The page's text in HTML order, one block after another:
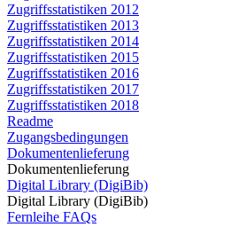
Zugriffsstatistiken 2012
Zugriffsstatistiken 2013
Zugriffsstatistiken 2014
Zugriffsstatistiken 2015
Zugriffsstatistiken 2016
Zugriffsstatistiken 2017
Zugriffsstatistiken 2018
Readme
Zugangsbedingungen
Dokumentenlieferung
Dokumentenlieferung
Digital Library (DigiBib)
Digital Library (DigiBib)
Fernleihe FAQs